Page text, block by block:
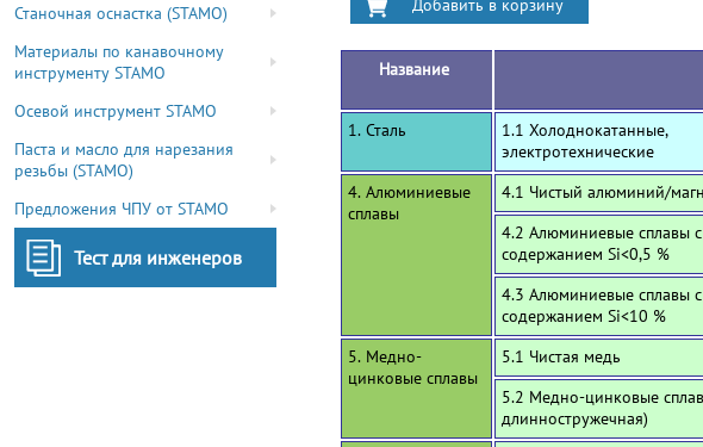
Станочная оснастка (STAMO)
Материалы по канавочному
инструменту STAMO
Осевой инструмент STAMO
Паста и масло для нарезания
резьбы (STAMO)
Предложения ЧПУ от STAMO
Тест для инженеров
Название
1. Сталь
1.1 Холоднокатанные,
электротехнические
4. Алюминиевые
сплавы
4.1 Чистый алюминий/
4.2 Алюминиевые сплавы с
содержанием Si<0,5 %
4.3 Алюминиевые сплавы с
содержанием Si<10 %
5. Медно-
цинковые сплавы
5.1 Чистая медь
5.2 Медно-цинковые
длинностружечная)